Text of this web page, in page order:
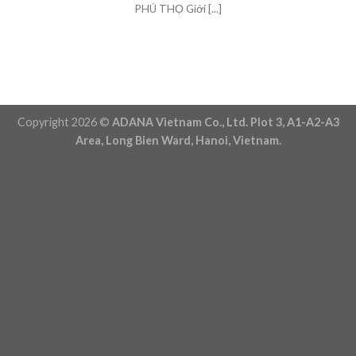
PHÚ THỌ Giới [...]
Copyright 2026 © ADANA Vietnam Co., Ltd. Plot 3, A1-A2-A3
Area, Long Bien Ward, Hanoi, Vietnam.